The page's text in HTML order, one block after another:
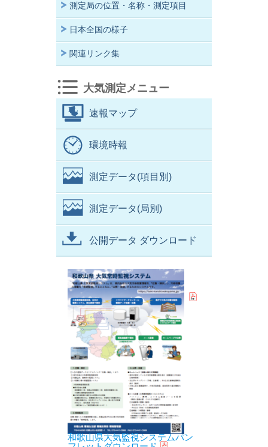
測定局の位置・名称・測定項目
日本全国の様子
関連リンク集
大気測定メニュー
速報マップ
環境時報
測定データ(項目別)
測定データ(局別)
公開データ ダウンロード
和歌山県大気監視システムパン